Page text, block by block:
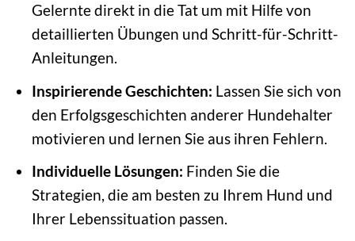
Gelernte direkt in die Tat um mit Hilfe von
detaillierten Übungen und Schritt-für-Schritt-
Anleitungen.
Inspirierende Geschichten: Lassen Sie sich von
den Erfolgsgeschichten anderer Hundehalter
motivieren und lernen Sie aus ihren Fehlern.
Individuelle Lösungen: Finden Sie die
Strategien, die am besten zu Ihrem Hund und
Ihrer Lebenssituation passen.